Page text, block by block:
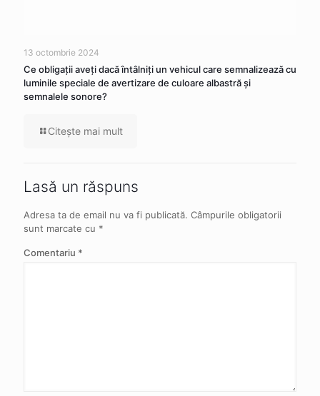
13 octombrie 2024
Ce obligaţii aveţi dacă întâlniţi un vehicul care semnalizează cu
luminile speciale de avertizare de culoare albastră şi
semnalele sonore?
Citeşte mai mult
Lasă un răspuns
Adresa ta de email nu va fi publicată. Câmpurile obligatorii
sunt marcate cu *
Comentariu *